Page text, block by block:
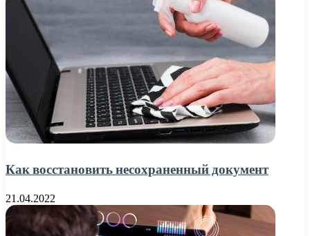
Как восстановить несохраненный документ
21.04.2022